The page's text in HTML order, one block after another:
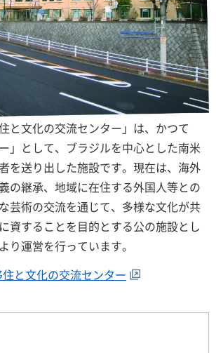
と文化の交流センター」は、かつて
」として、ブラジルを中心とした南米
を送り出した施設です。現在は、海外
の継承、地域に在住する外国人等との
芸術の交流を通じて、多様な文化が共
資することを目的とする公の施設とし
り運営を行っています。
と文化の交流センター